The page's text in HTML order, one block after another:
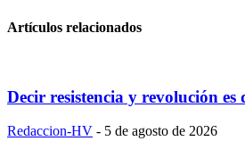
Artículos relacionados
Decir resistencia y revolución es
Redaccion-HV - 5 de agosto de 2026